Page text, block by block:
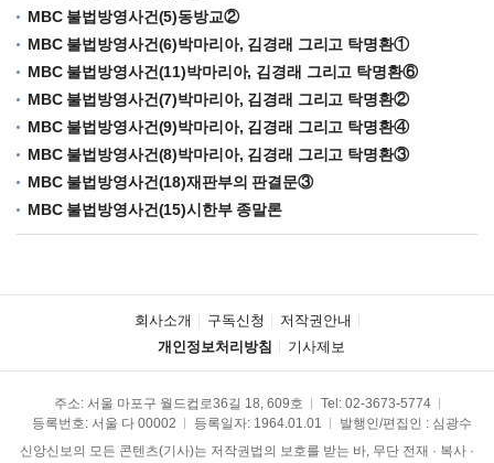
MBC 불법방영사건(5)동방교②
MBC 불법방영사건(6)박마리아, 김경래 그리고 탁명환①
MBC 불법방영사건(11)박마리아, 김경래 그리고 탁명환⑥
MBC 불법방영사건(7)박마리아, 김경래 그리고 탁명환②
MBC 불법방영사건(9)박마리아, 김경래 그리고 탁명환④
MBC 불법방영사건(8)박마리아, 김경래 그리고 탁명환③
MBC 불법방영사건(18)재판부의 판결문③
MBC 불법방영사건(15)시한부 종말론
회사소개 구독신청
저작권안내
개인정보처리방침
기사제보
주소: 서울 마포구 월드컵로36길 18, 609호 Tel: 02-3673-5774
등록번호: 서울 다 00002
등록일자: 1964.01.01
발행인/편집인 : 심광수
신앙신보의 모든 콘텐츠(기사)는 저작권법의 보호를 받는 바, 무단 전재 · 복사 ·